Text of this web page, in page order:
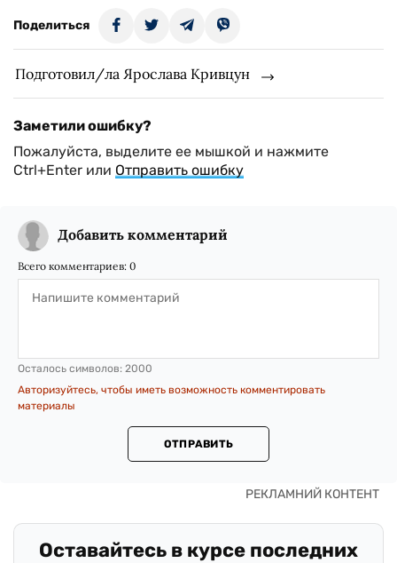
Поделиться
Подготовил/ла Ярослава Кривцун
Заметили ошибку?
Пожалуйста, выделите ее мышкой и нажмите
Ctrl+Enter или Отправить ошибку
Добавить комментарий
Всего комментариев: 0
Осталось символов: 2000
Авторизуйтесь, чтобы иметь возможность комментировать
материалы
ОТПРАВИТЬ
Оставайтесь в курсе последних